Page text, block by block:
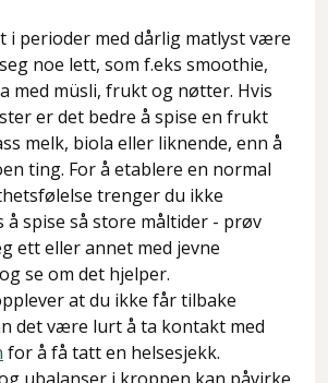
i perioder med dårlig matlyst være
noe lett, som f.eks smoothie,
med müsli, frukt og nøtter. Hvis
er det bedre å spise en frukt
melk, biola eller liknende, enn å
ting. For å etablere en normal
trenger du ikke
å spise så store måltider - prøv
ett eller annet med jevne
se om det hjelper.
at du ikke får tilbake
det være lurt å ta kontakt med
for å få tatt en helsesjekk.